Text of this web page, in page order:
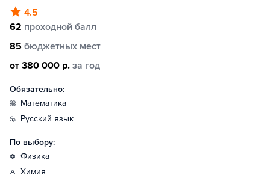
4.5
62 проходной балл
85 бюджетных мест
от 380 000 р. за год
Обязательно:
математика
русский язык
По выбору:
физика
химия